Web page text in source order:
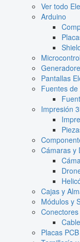
Ver todo
Arduino
Pantallas
Fuentes
Impresión
Cámaras y
Cajas y
Módulos y
Placas